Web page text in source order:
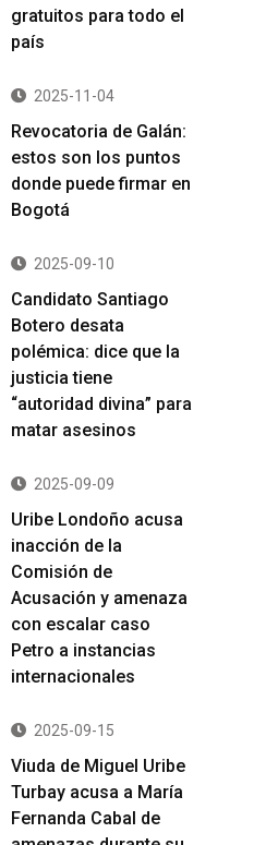
gratuitos para todo el
país
2025-11-04
Revocatoria de Galán:
estos son los puntos
donde puede firmar en
Bogotá
2025-09-10
Candidato Santiago
Botero desata
polémica: dice que la
justicia tiene
“autoridad divina” para
matar asesinos
2025-09-09
Uribe Londoño acusa
inacción de la
Comisión de
Acusación y amenaza
con escalar caso
Petro a instancias
internacionales
2025-09-15
Viuda de Miguel Uribe
Turbay acusa a María
Fernanda Cabal de